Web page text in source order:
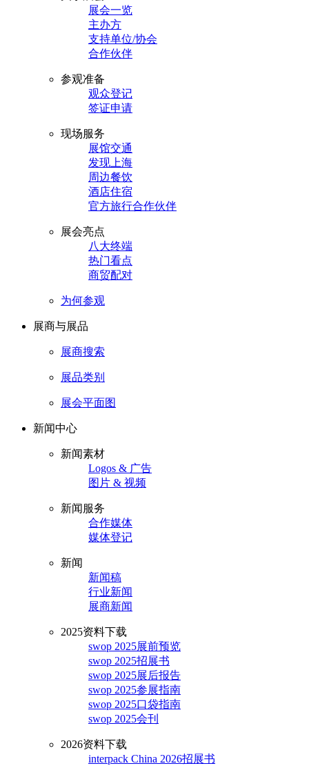
展会一览
主办方
支持单位/协会
合作伙伴
参观准备
观众登记
签证申请
现场服务
展馆交通
发现上海
周边餐饮
酒店住宿
官方旅行合作伙伴
展会亮点
八大终端
热门看点
商贸配对
为何参观
展商与展品
展商搜索
展品类别
展会平面图
新闻中心
新闻素材
Logos & 广告
图片 & 视频
新闻服务
合作媒体
媒体登记
新闻
新闻稿
行业新闻
展商新闻
2025资料下载
swop 2025展前预览
swop 2025招展书
swop 2025展后报告
swop 2025参展指南
swop 2025口袋指南
swop 2025会刊
2026资料下载
interpack China 2026招展书